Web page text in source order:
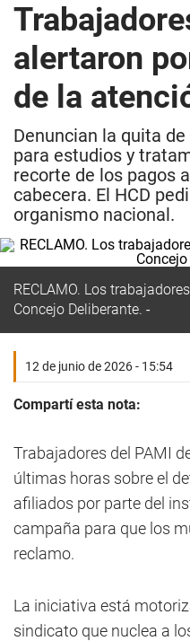
alertaron
de la
Denuncian la quita
para estudios y
recorte de los pagos
cabecera. El HCD
organismo nacional.
RECLAMO. Los
Concejo Deliberante.
12 de junio de 2026 - 15:54
Compartí esta nota:
Trabajadores del PAMI
últimas horas sobre el
afiliados por parte del
campaña para que los
reclamo.
La iniciativa está
sindicato que nuclea a